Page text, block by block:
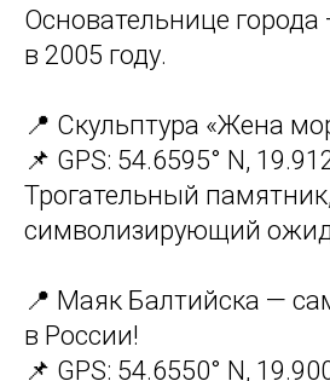
Основательнице города
в 2005 году.
📍 Скульптура «Жена
📌 GPS: 54.6595° N,
Трогательный памятник,
символизирующий
📍 Маяк Балтийска —
в России!
📌 GPS: 54.6550° N,